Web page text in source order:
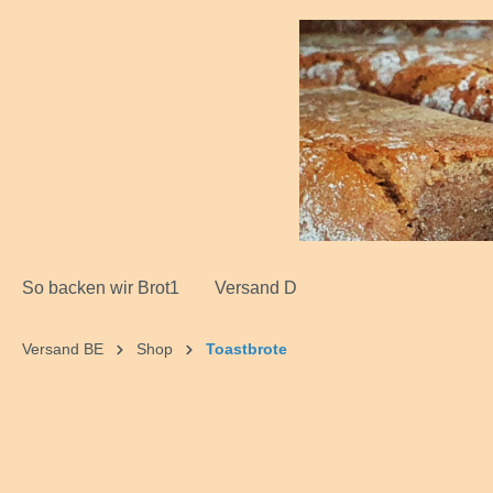
Zur Hauptnavigation springen
So backen wir Brot1 Versand D
Versand BE Shop Toastbrote